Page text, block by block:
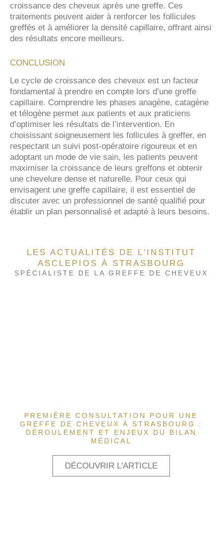
croissance des cheveux après une greffe. Ces
traitements peuvent aider à renforcer les follicules
greffés et à améliorer la densité capillaire, offrant ainsi
des résultats encore meilleurs.
CONCLUSION
Le cycle de croissance des cheveux est un facteur
fondamental à prendre en compte lors d’une greffe
capillaire. Comprendre les phases anagène, catagène
et télogène permet aux patients et aux praticiens
d’optimiser les résultats de l’intervention. En
choisissant soigneusement les follicules à greffer, en
respectant un suivi post-opératoire rigoureux et en
adoptant un mode de vie sain, les patients peuvent
maximiser la croissance de leurs greffons et obtenir
une chevelure dense et naturelle. Pour ceux qui
envisagent une greffe capillaire, il est essentiel de
discuter avec un professionnel de santé qualifié pour
établir un plan personnalisé et adapté à leurs besoins.
LES ACTUALITÉS DE L'INSTITUT
ASCLEPIOS À STRASBOURG
SPÉCIALISTE DE LA GREFFE DE CHEVEUX
PREMIÈRE CONSULTATION POUR UNE
GREFFE DE CHEVEUX À STRASBOURG :
DÉROULEMENT ET ENJEUX DU BILAN
MÉDICAL
DÉCOUVRIR L'ARTICLE